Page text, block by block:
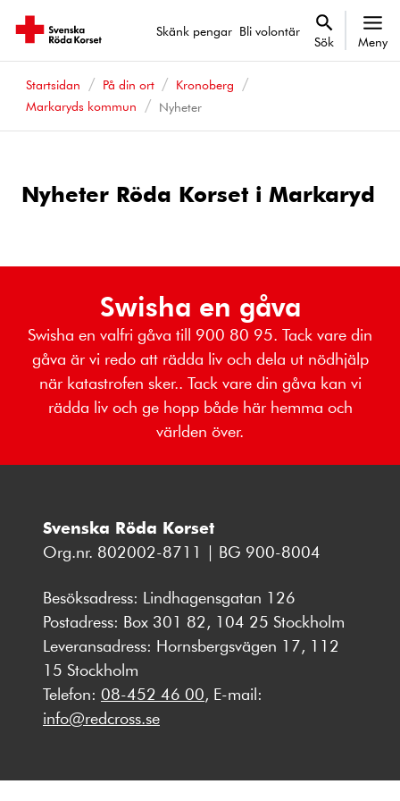
Skänk pengar Bli volontär
Sök Meny
Startsidan På din ort
Kronoberg
Markaryds kommun
Nyheter
Nyheter Röda Korset i Markaryd
Swisha en gåva
Swisha en valfri gåva till 900 80 95. Tack vare din
gåva är vi redo att rädda liv och dela ut nödhjälp
när katastrofen sker.. Tack vare din gåva kan vi
rädda liv och ge hopp både här hemma och
världen över.
Svenska Röda Korset
Org.nr. 802002-8711 | BG 900-8004
Besöksadress: Lindhagensgatan 126
Postadress: Box 301 82, 104 25 Stockholm
Leveransadress: Hornsbergsvägen 17, 112
15 Stockholm
Telefon: 08-452 46 00, E-mail:
info@redcross.se